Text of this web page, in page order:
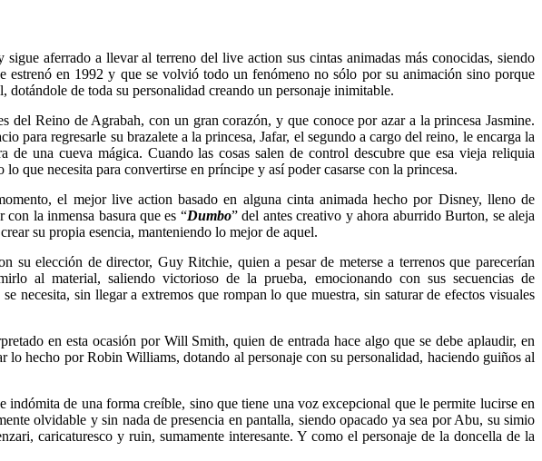
aferrado a llevar al terreno del live action sus cintas animadas más conocidas, siendo
estrenó en 1992 y que se volvió todo un fenómeno no sólo por su animación sino porque
de toda su personalidad creando un personaje inimitable.
del Reino de Agrabah, con un gran corazón, y que conoce por azar a la princesa Jasmine.
para regresarle su brazalete a la princesa, Jafar, el segundo a cargo del reino, le encarga la
de una cueva mágica. Cuando las cosas salen de control descubre que esa vieja reliquia
que necesita para convertirse en príncipe y así poder casarse con la princesa.
el mejor live action basado en alguna cinta animada hecho por Disney, lleno de
la inmensa basura que es “Dumbo” del antes creativo y ahora aburrido Burton, se aleja
su propia esencia, manteniendo lo mejor de aquel.
su elección de director, Guy Ritchie, quien a pesar de meterse a terrenos que parecerían
al material, saliendo victorioso de la prueba, emocionando con sus secuencias de
necesita, sin llegar a extremos que rompan lo que muestra, sin saturar de efectos visuales
en esta ocasión por Will Smith, quien de entrada hace algo que se debe aplaudir, en
lo hecho por Robin Williams, dotando al personaje con su personalidad, haciendo guiños al
de una forma creíble, sino que tiene una voz excepcional que le permite lucirse en
olvidable y sin nada de presencia en pantalla, siendo opacado ya sea por Abu, su simio
caricaturesco y ruin, sumamente interesante. Y como el personaje de la doncella de la